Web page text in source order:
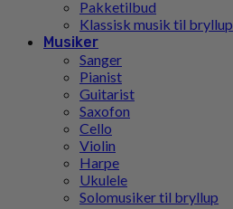
Pakketilbud
Klassisk musik til bryllup
Musiker
Sanger
Pianist
Guitarist
Saxofon
Cello
Violin
Harpe
Ukulele
Solomusiker til bryllup